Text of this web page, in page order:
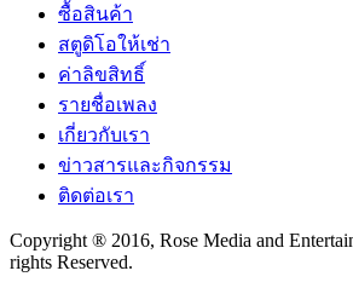
ซื้อสินค้า
สตูดิโอให้เช่า
ค่าลิขสิทธิ์
รายชื่อเพลง
เกี่ยวกับเรา
ข่าวสารและกิจกรรม
ติดต่อเรา
Copyright ® 2016, Rose Media and
rights Reserved.